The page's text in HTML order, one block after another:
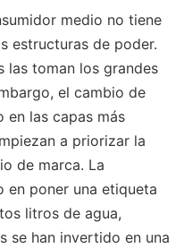
medio no tiene
estructuras de poder.
las toman los grandes
el cambio de
en las capas más
a priorizar la
de marca. La
en poner una etiqueta
litros de agua,
se han invertido en una